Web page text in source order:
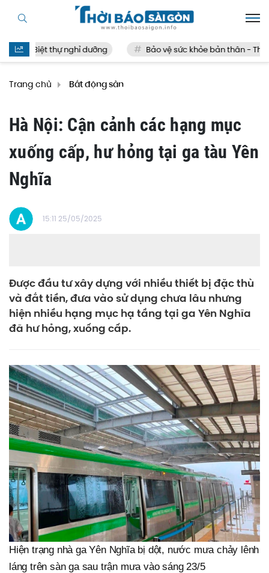
Biệt thự nghỉ dưỡng Bảo vệ sức khỏe bản thân - Thế nào
Trang chủ Bất động sản
Hà Nội: Cận cảnh các hạng mục
xuống cấp, hư hỏng tại ga tàu Yên
Nghĩa
15:11 25/05/2025
Được đầu tư xây dựng với nhiều thiết bị đặc thù
và đắt tiền, đưa vào sử dụng chưa lâu nhưng
hiện nhiều hạng mục hạ tầng tại ga Yên Nghĩa
đã hư hỏng, xuống cấp.
Hiện trạng nhà ga Yên Nghĩa bị dột, nước mưa chảy lênh
láng trên sàn ga sau trận mưa vào sáng 23/5